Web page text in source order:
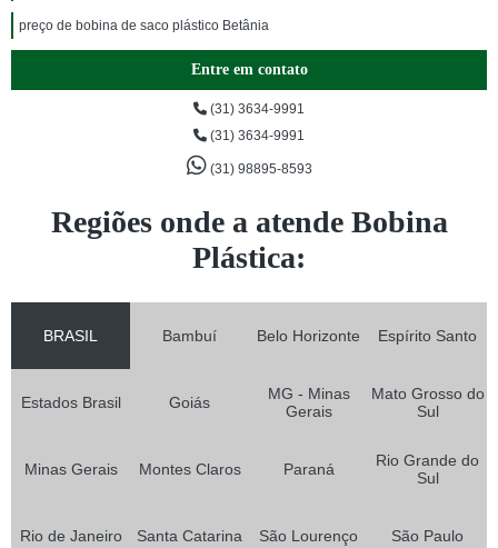
preço de bobina de saco plástico Betânia
Entre em contato
(31) 3634-9991
(31) 3634-9991
(31) 98895-8593
Regiões onde a atende Bobina
Plástica:
BRASIL Bambuí Belo Horizonte Espírito Santo
Estados Brasil Goiás
MG - Minas
Gerais
Mato Grosso do
Sul
Minas Gerais Montes Claros Paraná
Rio Grande do
Sul
Rio de Janeiro Santa Catarina São Lourenço São Paulo